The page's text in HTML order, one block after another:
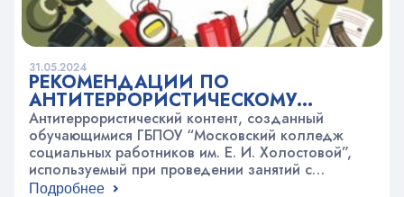
31.05.2024
РЕКОМЕНДАЦИИ ПО
АНТИТЕРРОРИСТИЧЕСКОМУ
КОНТЕНТУ
Антитеррористический контент, созданный
обучающимися ГБПОУ “Московский колледж
социальных работников им. Е. И. Холостовой”,
используемый при проведении занятий с
подростками и молодёжью, а также для
Подробнее